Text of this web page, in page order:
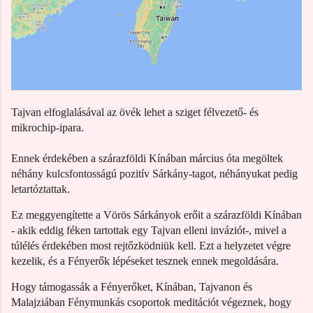
Tajvan elfoglalásával az övék lehet a sziget félvezető- és
mikrochip-ipara.
Ennek érdekében a szárazföldi Kínában március óta megöltek
néhány kulcsfontosságú pozitív Sárkány-tagot, néhányukat pedig
letartóztattak.
Ez meggyengítette a Vörös Sárkányok erőit a szárazföldi Kínában
- akik eddig féken tartottak egy Tajvan elleni inváziót-, mivel a
túlélés érdekében most rejtőzködniük kell. Ezt a helyzetet végre
kezelik, és a Fényerők lépéseket tesznek ennek megoldására.
Hogy támogassák a Fényerőket, Kínában, Tajvanon és
Malajziában Fénymunkás csoportok meditációt végeznek, hogy